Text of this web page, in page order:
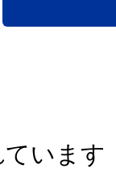
います